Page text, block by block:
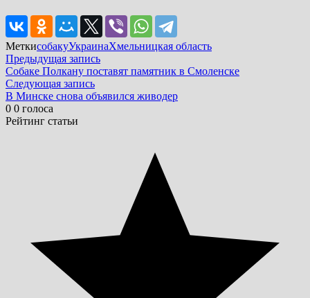
МеткисобакуУкраинаХмельницкая область
Навигация
по
записям
Предыдущая записьПредыдущая
запись:
Собаке Полкану поставят памятник в Смоленске
Следующая записьСледующая
запись:
В Минске снова объявился живодер
0 0 голоса
Рейтинг статьи